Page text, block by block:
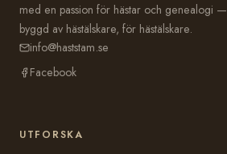
med en passion för hästar och genealogi —
byggd av hästälskare, för hästälskare.
info@haststam.se
Facebook
UTFORSKA